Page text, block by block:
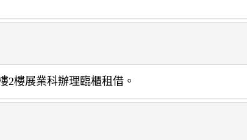
2樓展業科辦理臨櫃租借。